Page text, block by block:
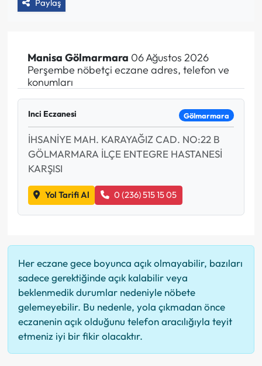
Paylaş
Manisa Gölmarmara 06 Ağustos 2026
Perşembe nöbetçi eczane adres, telefon ve
konumları
Inci Eczanesi Gölmarmara
İHSANİYE MAH. KARAYAĞIZ CAD. NO:22 B
GÖLMARMARA İLÇE ENTEGRE HASTANESİ
KARŞISI
Yol Tarifi Al 0 (236) 515 15 05
Her eczane gece boyunca açık olmayabilir, bazıları
sadece gerektiğinde açık kalabilir veya
beklenmedik durumlar nedeniyle nöbete
gelemeyebilir. Bu nedenle, yola çıkmadan önce
eczanenin açık olduğunu telefon aracılığıyla teyit
etmeniz iyi bir fikir olacaktır.